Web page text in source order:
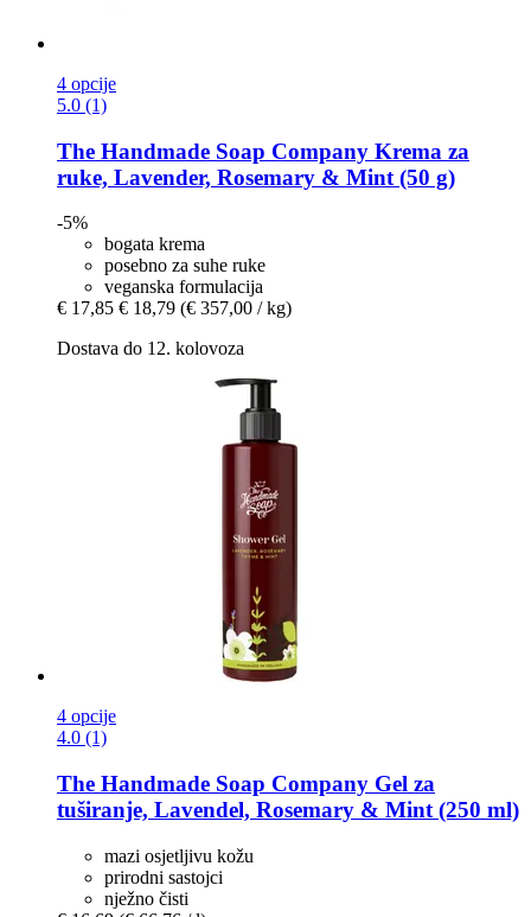
4 opcije
5.0 (1)
The Handmade Soap Company Krema za
ruke, Lavender, Rosemary & Mint (50 g)
-5%
bogata krema
posebno za suhe ruke
veganska formulacija
€ 17,85 € 18,79 (€ 357,00 / kg)
Dostava do 12. kolovoza
4 opcije
4.0 (1)
The Handmade Soap Company Gel za
tuširanje, Lavendel, Rosemary & Mint (250 ml)
mazi osjetljivu kožu
prirodni sastojci
nježno čisti